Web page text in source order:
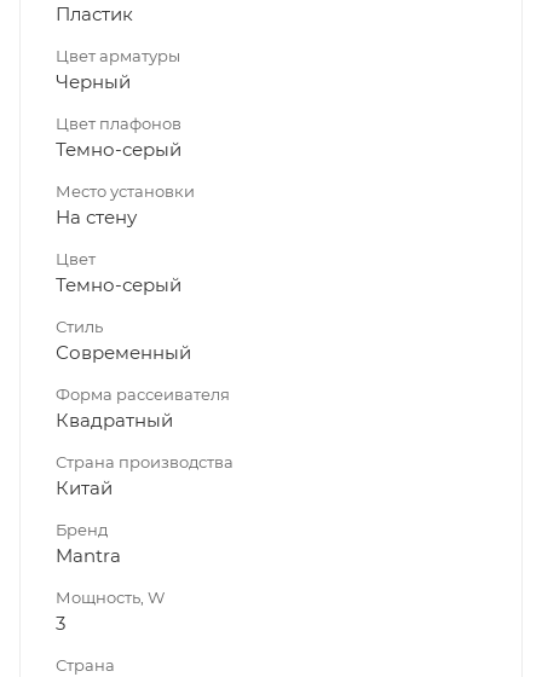
Пластик
Цвет арматуры
Черный
Цвет плафонов
Темно-серый
Место установки
На стену
Цвет
Темно-серый
Стиль
Современный
Форма рассеивателя
Квадратный
Страна производства
Китай
Бренд
Mantra
Мощность, W
3
Страна